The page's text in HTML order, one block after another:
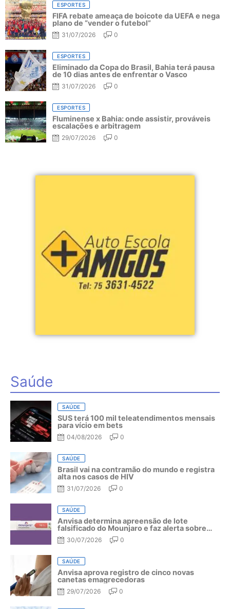
ESPORTES
FIFA rebate ameaça de boicote da UEFA e nega
plano de “vender o futebol”
31/07/2026 0
ESPORTES
Eliminado da Copa do Brasil, Bahia terá pausa
de 10 dias antes de enfrentar o Vasco
31/07/2026 0
ESPORTES
Fluminense x Bahia: onde assistir, prováveis
escalações e arbitragem
29/07/2026 0
Saúde
SAÚDE
SUS terá 100 mil teleatendimentos mensais
para vício em bets
04/08/2026 0
SAÚDE
Brasil vai na contramão do mundo e registra
alta nos casos de HIV
31/07/2026 0
SAÚDE
Anvisa determina apreensão de lote
falsificado do Mounjaro e faz alerta sobre
riscos do medicamento
30/07/2026 0
SAÚDE
Anvisa aprova registro de cinco novas
canetas emagrecedoras
29/07/2026 0